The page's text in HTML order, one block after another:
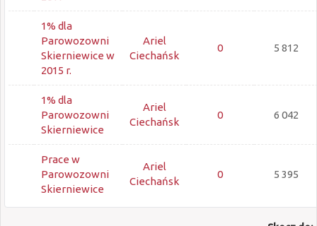
1% dla
Parowozowni
Skierniewice w
2015 r.
Ariel
Ciechańsk
0 5 812
1% dla
Parowozowni
Skierniewice
Ariel
Ciechańsk
0 6 042
Prace w
Parowozowni
Skierniewice
Ariel
Ciechańsk
0 5 395